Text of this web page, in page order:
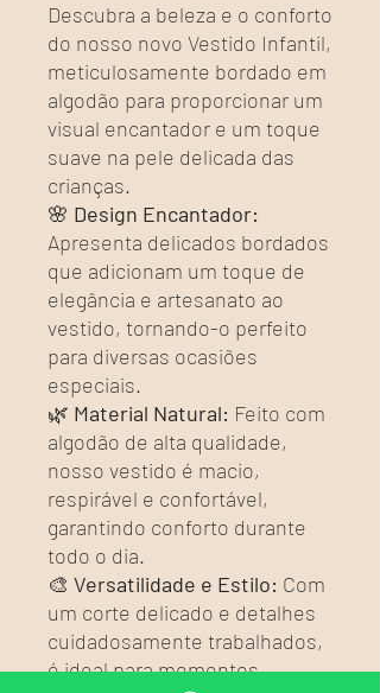
Descubra a beleza e o conforto
do nosso novo Vestido Infantil,
meticulosamente bordado em
algodão para proporcionar um
visual encantador e um toque
suave na pele delicada das
crianças.
🌸 Design Encantador:
Apresenta delicados bordados
que adicionam um toque de
elegância e artesanato ao
vestido, tornando-o perfeito
para diversas ocasiões
especiais.
🌿 Material Natural: Feito com
algodão de alta qualidade,
nosso vestido é macio,
respirável e confortável,
garantindo conforto durante
todo o dia.
🎨 Versatilidade e Estilo: Com
um corte delicado e detalhes
cuidadosamente trabalhados,
é ideal para momentos